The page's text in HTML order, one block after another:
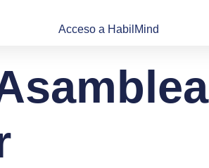
Acceso a HabilMind